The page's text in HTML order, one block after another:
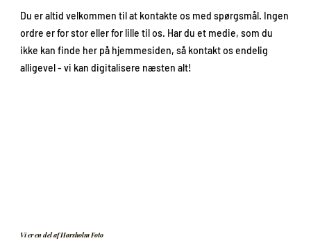
Du er altid velkommen til at kontakte os med spørgsmål. Ingen
ordre er for stor eller for lille til os. Har du et medie, som du
ikke kan finde her på hjemmesiden, så kontakt os endelig
alligevel - vi kan digitalisere næsten alt!
Vi er en del af Hørsholm Foto